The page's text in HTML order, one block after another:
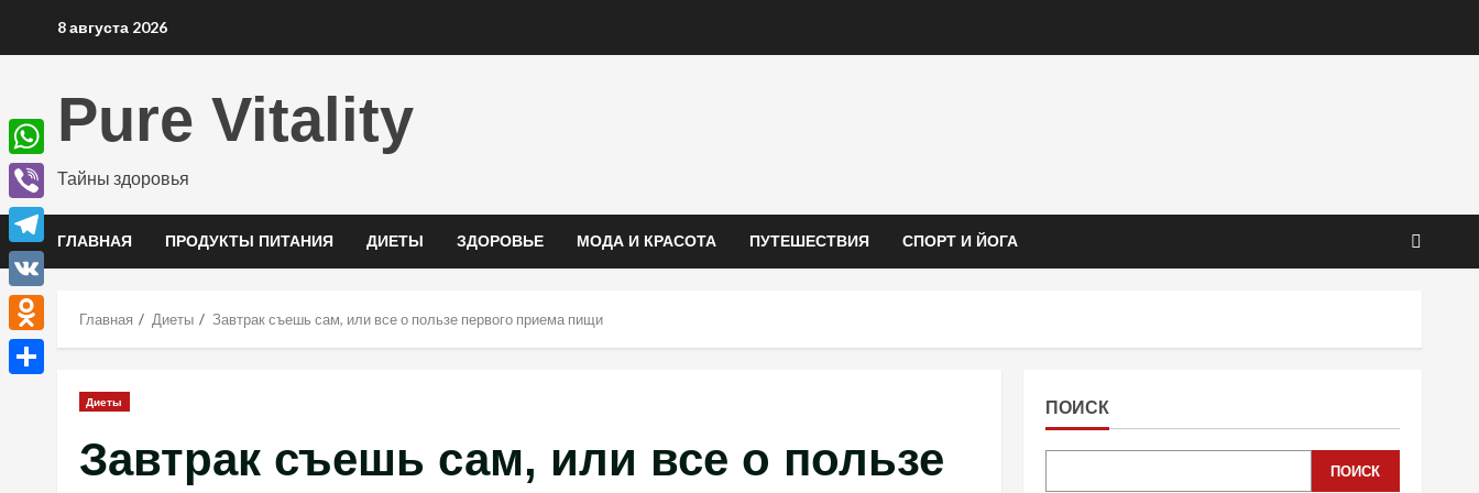
8 августа 2026
Pure Vitality
Тайны здоровья
ГЛАВНАЯ ПРОДУКТЫ ПИТАНИЯ ДИЕТЫ ЗДОРОВЬЕ МОДА И КРАСОТА ПУТЕШЕСТВИЯ СПОРТ И ЙОГА
Главная Диеты Завтрак съешь сам, или все о пользе первого приема пищи
Диеты
Завтрак съешь сам, или все о пользе
ПОИСК
ПОИСК
WhatsApp
Viber
Telegram
VK
Odnoklassniki
Отправить